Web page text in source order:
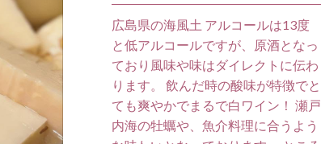
広島県の海風土 アルコールは13度
と低アルコールですが、原酒となっ
ており風味や味はダイレクトに伝わ
ります。 飲んだ時の酸味が特徴でと
ても爽やかでまるで白ワイン！ 瀬戸
内海の牡蠣や、魚介料理に合うよう